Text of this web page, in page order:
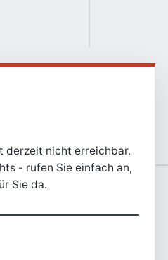
derzeit nicht erreichbar.
- rufen Sie einfach an,
Sie da.